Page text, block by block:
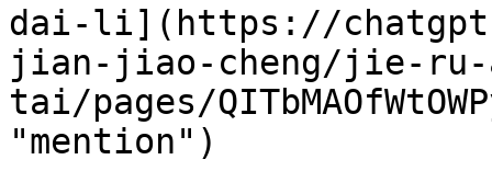
dai-li](https://chatgpt-
jian-jiao-cheng/jie-
tai/pages/